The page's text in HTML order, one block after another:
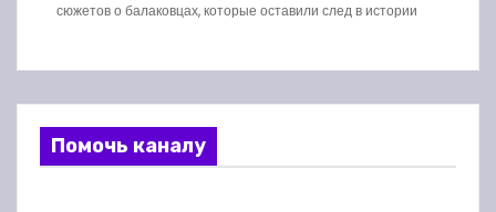
сюжетов о балаковцах, которые оставили след в истории
Помочь каналу